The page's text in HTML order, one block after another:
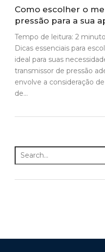
Como escolher o
pressão para a sua
Tempo de leitura: 2
Dicas essenciais para
ideal para suas
transmissor de pressão
envolve a consideração
de...